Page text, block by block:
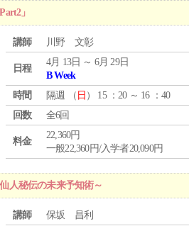
」
講師 川野 文彰
日程
4月 13日 ～ 6月 29日
B Week
時間
隔週 （ 日 ） 15 ：20 ～ 16 ：40
回数
全6回
料金
22,360円
一般22,360円/入学者20,090円
人秘伝の未来予知術～
講師 保坂 昌利